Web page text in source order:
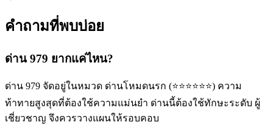
คำถามที่พบบ่อย
ด่าน 979 ยากแค่ไหน?
ด่าน 979 จัดอยู่ในหมวด ด่านโหมดนรก (⭐⭐⭐⭐⭐⭐) ความ
ท้าทายสูงสุดที่ต้องใช้ความแม่นยำ ด่านนี้ต้องใช้ทักษะระดับ ผู้
เชี่ยวชาญ จึงควรวางแผนให้รอบคอบ